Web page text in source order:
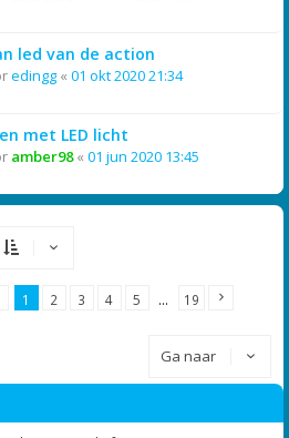
led van de action
edingg « 01 okt 2020 21:34
met LED licht
amber98« 01 jun 2020 13:45
1 2 3 4 5 … 19
Ga naar